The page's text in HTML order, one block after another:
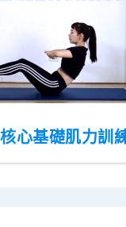
心基礎肌力訓